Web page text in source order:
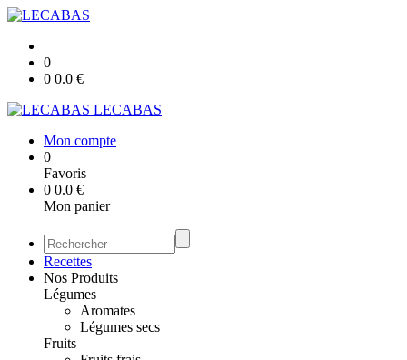
0
0 0.0 €
LECABAS
Mon compte
0
Favoris
0 0.0 €
Mon panier
Recettes
Nos Produits
Légumes
Aromates
Légumes secs
Fruits